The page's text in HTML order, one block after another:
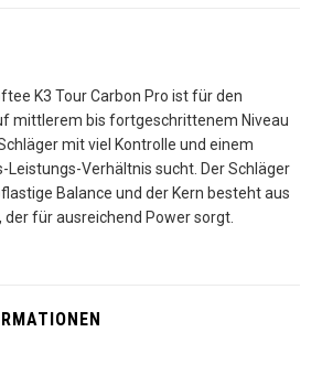
K3 Tour Carbon Pro ist für den
mittlerem bis fortgeschrittenem Niveau
mit viel Kontrolle und einem
Leistungs-Verhältnis sucht. Der Schläger
Balance und der Kern besteht aus
der für ausreichend Power sorgt.